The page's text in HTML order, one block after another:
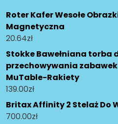
Roter Kafer Wesołe
Magnetyczna
20.64zł
Stokke Bawełniana torba
przechowywania
MuTable-Rakiety
139.00zł
Britax Affinity 2 Stelaż Do
700.00zł